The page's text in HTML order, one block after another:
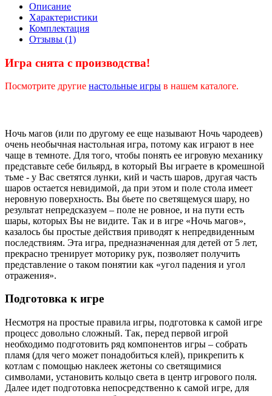
Описание
Характеристики
Комплектация
Отзывы (1)
Игра снята с производства!
Посмотрите другие настольные игры в нашем каталоге.
Ночь магов (или по другому ее еще называют Ночь чародеев)
очень необычная настольная игра, потому как играют в нее
чаще в темноте. Для того, чтобы понять ее игровую механику
представьте себе бильярд, в который Вы играете в кромешной
тьме - у Вас светятся лунки, кий и часть шаров, другая часть
шаров остается невидимой, да при этом и поле стола имеет
неровную поверхность. Вы бьете по светящемуся шару, но
результат непредсказуем – поле не ровное, и на пути есть
шары, которых Вы не видите. Так и в игре «Ночь магов»,
казалось бы простые действия приводят к непредвиденным
последствиям. Эта игра, предназначенная для детей от 5 лет,
прекрасно тренирует моторику рук, позволяет получить
представление о таком понятии как «угол падения и угол
отражения».
Подготовка к игре
Несмотря на простые правила игры, подготовка к самой игре
процесс довольно сложный. Так, перед первой игрой
необходимо подготовить ряд компонентов игры – собрать
пламя (для чего может понадобиться клей), прикрепить к
котлам с помощью наклеек жетоны со светящимися
символами, установить кольцо света в центр игрового поля.
Далее идет подготовка непосредственно к самой игре, для